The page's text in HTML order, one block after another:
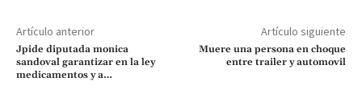
Artículo anterior
Jpide diputada monica
sandoval garantizar en la ley
medicamentos y a…
Artículo siguiente
Muere una persona en choque
entre trailer y automovil